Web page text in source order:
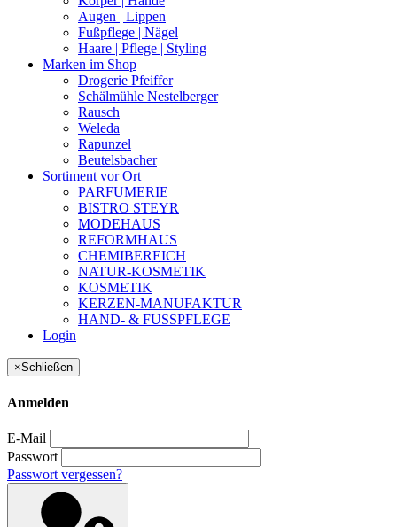
Augen | Lippen
Fußpflege | Nägel
Haare | Pflege | Styling
Marken im Shop
Drogerie Pfeiffer
Schälmühle Nestelberger
Rausch
Weleda
Rapunzel
Beutelsbacher
Sortiment vor Ort
PARFUMERIE
BISTRO STEYR
MODEHAUS
REFORMHAUS
CHEMIBEREICH
NATUR-KOSMETIK
KOSMETIK
KERZEN-MANUFAKTUR
HAND- & FUSSPFLEGE
Login
×Schließen
Anmelden
E-Mail
Passwort
Passwort vergessen?